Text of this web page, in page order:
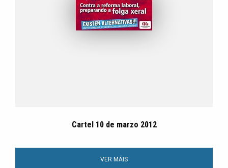
Cartel 10 de marzo 2012
VER MÁIS